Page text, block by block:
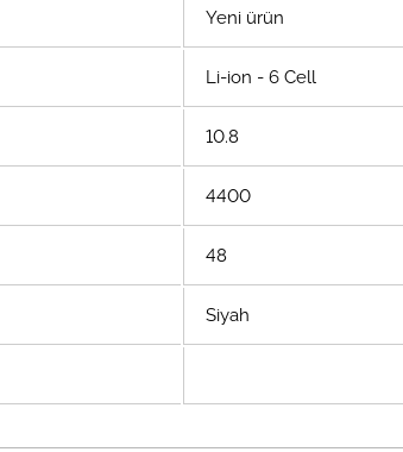
Yeni ürün
Li-ion - 6 Cell
10.8
4400
48
Siyah